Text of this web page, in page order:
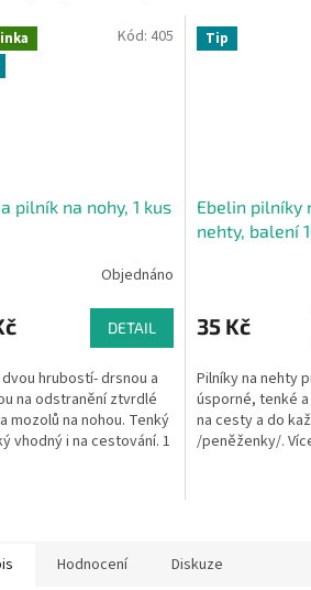
pilník na nohy, 1 kus
Objednáno
DETAIL
hrubostí- drsnou a
na odstranění ztvrdlé
mozolů na nohou. Tenký
vhodný i na cestování. 1
Kód: 405 Tip
Ebelin pilníky
nehty, balení
35 Kč
Pilníky na nehty
úsporné, tenké
na cesty a do
/peněženky/.
Hodnocení Diskuze